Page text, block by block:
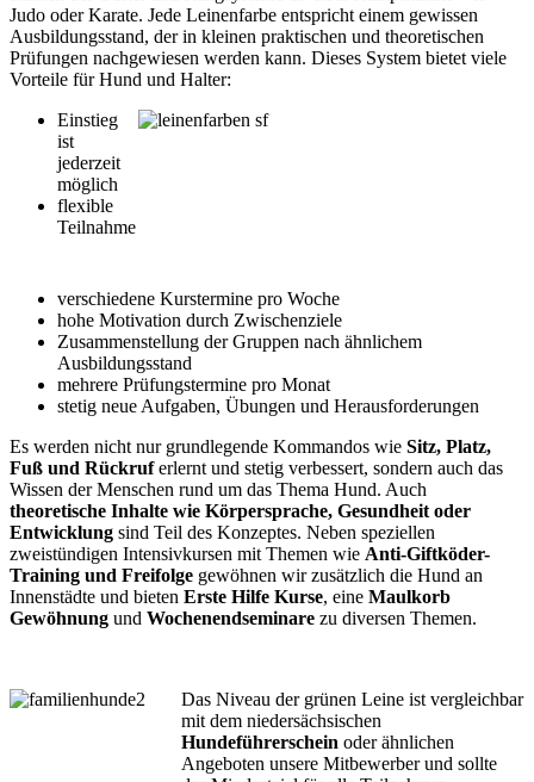
Judo oder Karate. Jede Leinenfarbe entspricht einem gewissen
Ausbildungsstand, der in kleinen praktischen und theoretischen
Prüfungen nachgewiesen werden kann. Dieses System bietet viele
Vorteile für Hund und Halter:
Einstieg
ist
jederzeit
möglich
flexible
Teilnahme
verschiedene Kurstermine pro Woche
hohe Motivation durch Zwischenziele
Zusammenstellung der Gruppen nach ähnlichem
Ausbildungsstand
mehrere Prüfungstermine pro Monat
stetig neue Aufgaben, Übungen und Herausforderungen
Es werden nicht nur grundlegende Kommandos wie Sitz, Platz,
Fuß und Rückruferlernt und stetig verbessert, sondern auch das
Wissen der Menschen rund um das Thema Hund. Auch
theoretische Inhalte wie Körpersprache, Gesundheit oder
Entwicklung sind Teil des Konzeptes. Neben speziellen
zweistündigen Intensivkursen mit Themen wie Anti-Giftköder-
Training und Freifolge gewöhnen wir zusätzlich die Hund an
Innenstädte und bieten Erste Hilfe Kurse, eine Maulkorb
Gewöhnung und Wochenendseminare zu diversen Themen.
Das Niveau der grünen Leine ist vergleichbar
mit dem niedersächsischen
Hundeführerschein oder ähnlichen
Angeboten unsere Mitbewerber und sollte